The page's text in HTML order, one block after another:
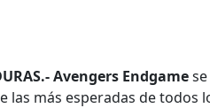
Avengers Endgame
las más esperadas de